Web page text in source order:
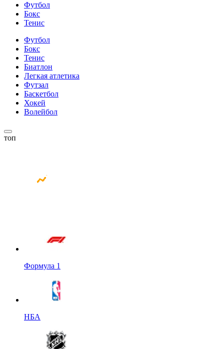
Футбол
Бокс
Тенис
Футбол
Бокс
Тенис
Биатлон
Легкая атлетика
Футзал
Баскетбол
Хокей
Волейбол
топ
Формула 1
НБА